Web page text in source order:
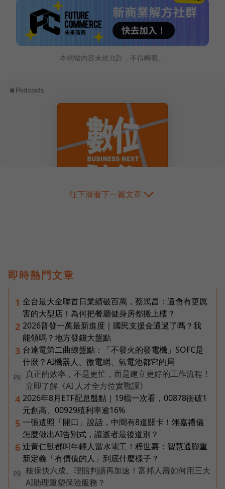
本網站內容未經允許，不得轉載。
往下滑看下一篇文章
即時熱門文章
1 全台最大全聯首日業績破百萬，蔡篤昌：還會有更厲
害的大型店！為何把餐廳健身房都搬上樓？
2 2026普發一萬最新進度｜國民支援金通過了嗎？我
能領嗎？地方發錢大盤點
3 台達電第二曲線盤點：「不發火的發電機」SOFC是
什麼？AI機器人、微電網、氫電池都它的局
PR
真正的效率，不是更忙，而是建立更好的工作流程！
立即了解《AI 人才全方位實戰課》
4 2026年8月ETF配息盤點｜19檔一次看，00878衝破1
元創高、00929殖利率逾16%
5 一張遺照「開口」說話，中間有8道關卡！翊嘉禮儀
怎麼做出AI告別式，讓逝者最後道別？
6 連黃仁勳都叫年輕人當水電工！程世嘉：智慧通膨重
新定義「有價值的人」到底什麼樣子？
PR
核保快六成、理賠判讀再加速！富邦人壽如何用三大
AI助理重塑保險服務？